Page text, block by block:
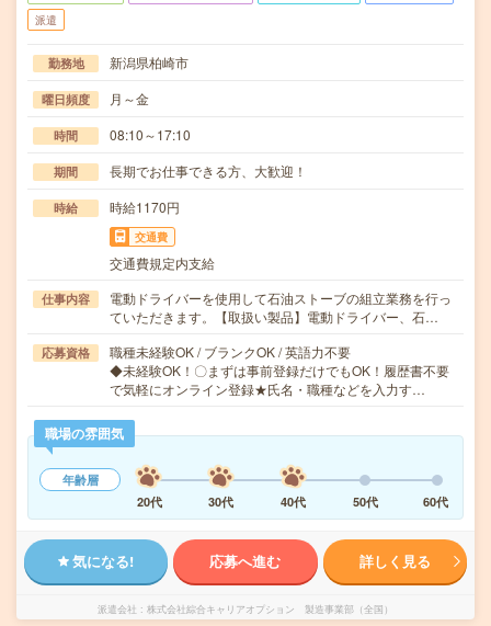
派遣
勤務地 新潟県柏崎市
曜日頻度 月～金
時間 08:10～17:10
期間 長期でお仕事できる方、大歓迎！
時給 時給1170円
交通費
交通費規定内支給
仕事内容
電動ドライバーを使用して石油ストーブの組立業務を行っ
ていただきます。【取扱い製品】電動ドライバー、石…
応募資格
職種未経験OK / ブランクOK / 英語力不要
◆未経験OK！〇まずは事前登録だけでもOK！履歴書不要
で気軽にオンライン登録★氏名・職種などを入力す…
職場の雰囲気
年齢層
20代
30代 40代 50代 60代
気になる! 応募へ進む 詳しく見る
派遣会社 株式会社綜合キャリアオプション 製造事業部（全国）